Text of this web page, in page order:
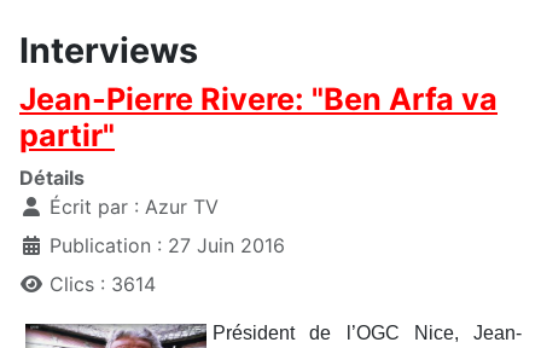
Interviews
Jean-Pierre Rivere: "Ben Arfa va
partir"
Détails
Écrit par : Azur TV
Publication : 27 Juin 2016
Clics : 3614
Président de l’OGC Nice, Jean-